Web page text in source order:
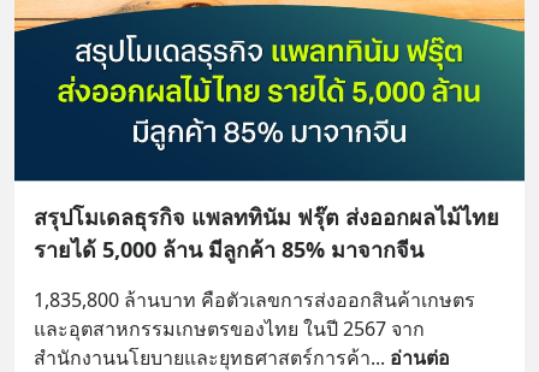
สรุปโมเดลธุรกิจ แพลททินัม ฟรุ๊ต ส่งออกผลไม้ไทย
รายได้ 5,000 ล้าน มีลูกค้า 85% มาจากจีน
1,835,800 ล้านบาท คือตัวเลขการส่งออกสินค้าเกษตร
และอุตสาหกรรมเกษตรของไทย ในปี 2567 จาก
สำนักงานนโยบายและยุทธศาสตร์การค้า... อ่านต่อ